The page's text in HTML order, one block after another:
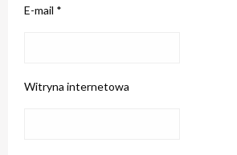
E-mail *
Witryna internetowa